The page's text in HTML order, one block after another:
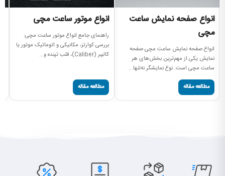
انواع صفحه نمایش ساعت
مچی
انواع صفحه نمایش ساعت مچی صفحه
نمایش یکی از مهم‌ترین بخش‌های هر
ساعت مچی است. نوع نمایشگر نه‌تنها...
مطالعه مقاله
انواع موتور ساعت مچی
راهنمای جامع انواع موتور ساعت مچی:
بررسی کوارتز، مکانیکی و اتوماتیک موتور یا
کالیبر (Caliber)، قلب تپنده و...
مطالعه مقاله